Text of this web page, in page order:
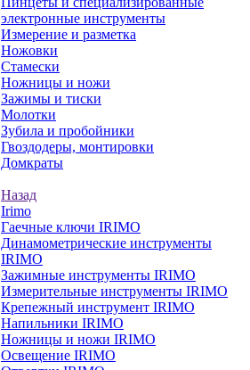
электронные инструменты
Измерение и разметка
Ножовки
Стамески
Ножницы и ножи
Зажимы и тиски
Молотки
Зубила и пробойники
Гвоздодеры, монтировки
Домкраты
Назад
Irimo
Гаечные ключи IRIMO
Динамометрические инструменты
IRIMO
Зажимные инструменты IRIMO
Измерительные инструменты IRIMO
Крепежный инструмент IRIMO
Напильники IRIMO
Ножницы и ножи IRIMO
Освещение IRIMO